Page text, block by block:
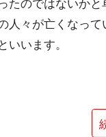
々が亡くなって
います。